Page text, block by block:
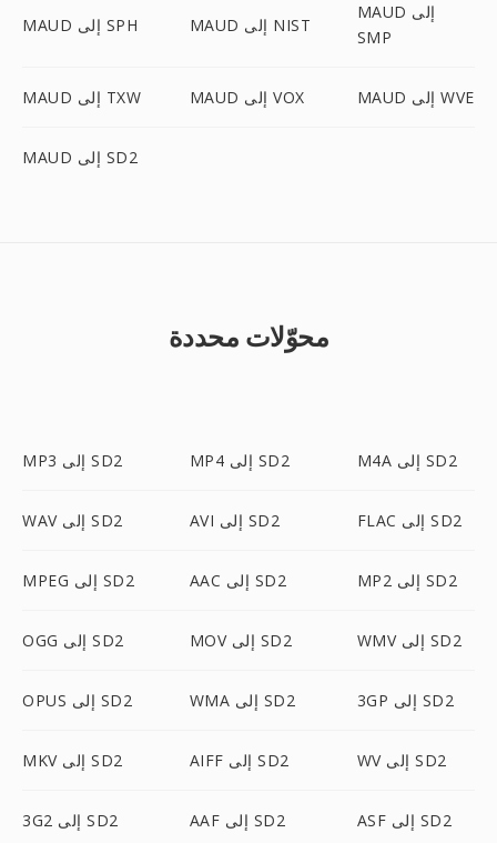
MAUD إلى SPH MAUD إلى NIST
MAUD إلى
SMP
MAUD إلى TXW MAUD إلى VOX MAUD إلى WVE
MAUD إلى SD2
محوّلات محددة
MP3 إلى SD2 MP4 إلى SD2 M4A إلى SD2
WAV إلى SD2 AVI إلى SD2 FLAC إلى SD2
MPEG إلى SD2 AAC إلى SD2 MP2 إلى SD2
OGG إلى SD2 MOV إلى SD2 WMV إلى SD2
OPUS إلى SD2 WMA إلى SD2 3GP إلى SD2
MKV إلى SD2 AIFF إلى SD2 WV إلى SD2
3G2 إلى SD2 AAF إلى SD2 ASF إلى SD2